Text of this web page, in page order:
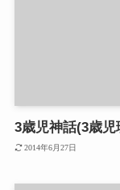
3歳児神話(3歳児
2014年6月27日